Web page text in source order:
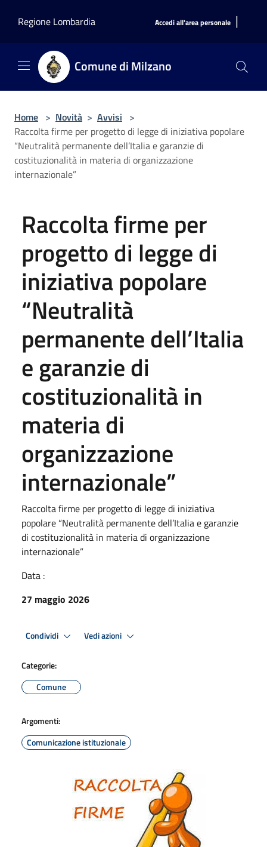
Regione Lombardia
Accedi all'area personale |
Comune di Milzano
Home > Novità > Avvisi >
Raccolta firme per progetto di legge di iniziativa popolare
“Neutralità permanente dell’Italia e garanzie di
costituzionalità in materia di organizzazione
internazionale”
Raccolta firme per
progetto di legge di
iniziativa popolare
“Neutralità
permanente dell’Italia
e garanzie di
costituzionalità in
materia di
organizzazione
internazionale”
Raccolta firme per progetto di legge di iniziativa
popolare “Neutralità permanente dell’Italia e garanzie
di costituzionalità in materia di organizzazione
internazionale”
Data :
27 maggio 2026
Condividi Vedi azioni
Categorie:
Comune
Argomenti:
Comunicazione istituzionale